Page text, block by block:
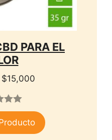
PARA EL
El
original
$25,000.
$15,000El
es:
$15,000.